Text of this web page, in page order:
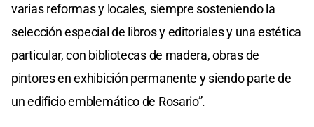
varias reformas y locales, siempre sosteniendo la
selección especial de libros y editoriales y una estética
particular, con bibliotecas de madera, obras de
pintores en exhibición permanente y siendo parte de
un edificio emblemático de Rosario”.